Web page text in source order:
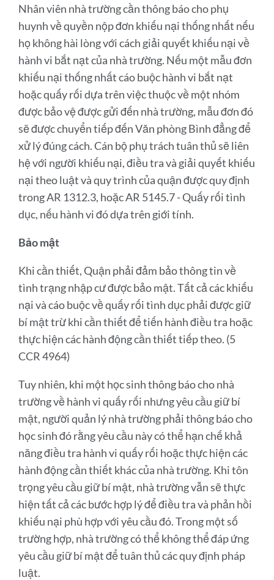
Nhân viên nhà trường cần thông báo cho phụ
huynh về quyền nộp đơn khiếu nại thống nhất nếu
họ không hài lòng với cách giải quyết khiếu nại về
hành vi bắt nạt của nhà trường. Nếu một mẫu đơn
khiếu nại thống nhất cáo buộc hành vi bắt nạt
hoặc quấy rối dựa trên việc thuộc về một nhóm
được bảo vệ được gửi đến nhà trường, mẫu đơn đó
sẽ được chuyển tiếp đến Văn phòng Bình đẳng để
xử lý đúng cách. Cán bộ phụ trách tuân thủ sẽ liên
hệ với người khiếu nại, điều tra và giải quyết khiếu
nại theo luật và quy trình của quận được quy định
trong AR 1312.3, hoặc AR 5145.7 - Quấy rối tình
dục, nếu hành vi đó dựa trên giới tính.
Bảo mật
Khi cần thiết, Quận phải đảm bảo thông tin về
tình trạng nhập cư được bảo mật. Tất cả các khiếu
nại và cáo buộc về quấy rối tình dục phải được giữ
bí mật trừ khi cần thiết để tiến hành điều tra hoặc
thực hiện các hành động cần thiết tiếp theo. (5
CCR 4964)
Tuy nhiên, khi một học sinh thông báo cho nhà
trường về hành vi quấy rối nhưng yêu cầu giữ bí
mật, người quản lý nhà trường phải thông báo cho
học sinh đó rằng yêu cầu này có thể hạn chế khả
năng điều tra hành vi quấy rối hoặc thực hiện các
hành động cần thiết khác của nhà trường. Khi tôn
trọng yêu cầu giữ bí mật, nhà trường vẫn sẽ thực
hiện tất cả các bước hợp lý để điều tra và phản hồi
khiếu nại phù hợp với yêu cầu đó. Trong một số
trường hợp, nhà trường có thể không thể đáp ứng
yêu cầu giữ bí mật để tuân thủ các quy định pháp
luật.